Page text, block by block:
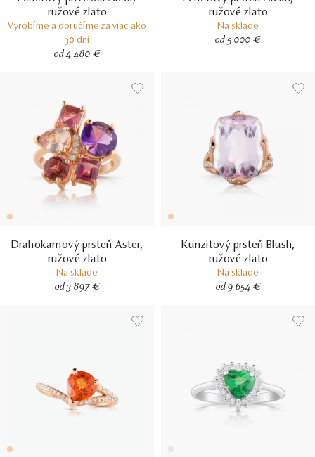
ružové zlato
Vyrobíme a doručíme za viac ako
30 dní
od 4 480 €
ružové zlato
Na sklade
od 5 000 €
Drahokamový prsteň Aster,
ružové zlato
Na sklade
od 3 897 €
Kunzitový prsteň Blush,
ružové zlato
Na sklade
od 9 654 €